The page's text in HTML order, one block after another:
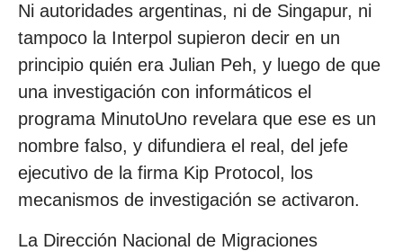
Ni autoridades argentinas, ni de Singapur, ni
tampoco la Interpol supieron decir en un
principio quién era Julian Peh, y luego de que
una investigación con informáticos el
programa MinutoUno revelara que ese es un
nombre falso, y difundiera el real, del jefe
ejecutivo de la firma Kip Protocol, los
mecanismos de investigación se activaron.
La Dirección Nacional de Migraciones